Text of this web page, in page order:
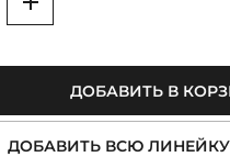
Увеличить
ДОБАВИТЬ В
ДОБАВИТЬ ВСЮ